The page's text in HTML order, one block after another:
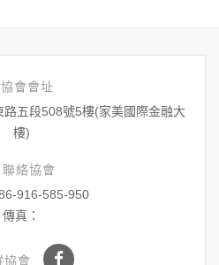
協會會址
五段508號5樓(家美國際金融大
樓)
聯絡協會
916-585-950
傳真：
會